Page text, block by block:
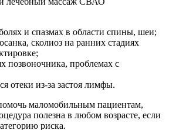
и спазмах в области спины, шеи;
сколиоз на ранних стадиях
позвоночника, проблемах с
отеки из-за застоя лимфы.
маломобильным пациентам,
полезна в любом возрасте, если
риска.